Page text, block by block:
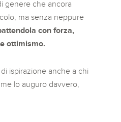
genere che ancora
ma senza neppure
con forza,
ottimismo.
ispirazione anche a chi
lo auguro davvero,